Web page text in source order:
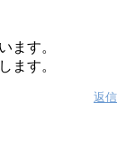
ます。
ます。
返信